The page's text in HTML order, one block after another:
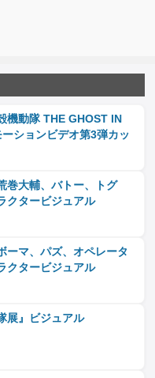
機動隊 THE GHOST IN
ションビデオ第3弾カッ
巻大輔、バトー、トグ
クタービジュアル
ーマ、パズ、オペレータ
クタービジュアル
展』ビジュアル